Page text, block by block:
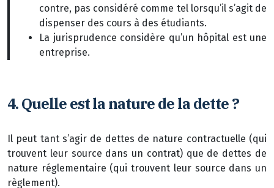
contre, pas considéré comme tel lorsqu’il s’agit de
dispenser des cours à des étudiants.
La jurisprudence considère qu’un hôpital est une
entreprise.
4. Quelle est la nature de la dette ?
Il peut tant s’agir de dettes de nature contractuelle (qui
trouvent leur source dans un contrat) que de dettes de
nature réglementaire (qui trouvent leur source dans un
règlement).